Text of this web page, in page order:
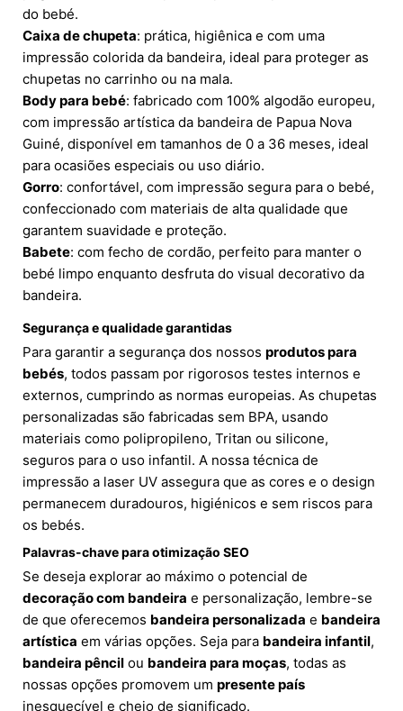
do bebé.
Caixa de chupeta: prática, higiênica e com uma
impressão colorida da bandeira, ideal para proteger as
chupetas no carrinho ou na mala.
Body para bebé: fabricado com 100% algodão europeu,
com impressão artística da bandeira de Papua Nova
Guiné, disponível em tamanhos de 0 a 36 meses, ideal
para ocasiões especiais ou uso diário.
Gorro: confortável, com impressão segura para o bebé,
confeccionado com materiais de alta qualidade que
garantem suavidade e proteção.
Babete: com fecho de cordão, perfeito para manter o
bebé limpo enquanto desfruta do visual decorativo da
bandeira.
Segurança e qualidade garantidas
Para garantir a segurança dos nossos produtos para
bebés, todos passam por rigorosos testes internos e
externos, cumprindo as normas europeias. As chupetas
personalizadas são fabricadas sem BPA, usando
materiais como polipropileno, Tritan ou silicone,
seguros para o uso infantil. A nossa técnica de
impressão a laser UV assegura que as cores e o design
permanecem duradouros, higiénicos e sem riscos para
os bebés.
Palavras-chave para otimização SEO
Se deseja explorar ao máximo o potencial de
decoração com bandeira e personalização, lembre-se
de que oferecemos bandeira personalizada e bandeira
artística em várias opções. Seja para bandeira infantil,
bandeira pêncil ou bandeira para moças, todas as
nossas opções promovem um presente país
inesquecível e cheio de significado.